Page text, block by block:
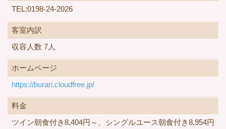
TEL:0198-24-2026
客室内訳
収容人数 7人
ホームページ
https://burari.cloudfree.jp/
料金
ツイン朝食付き8,404円～、シングルユース朝食付き8,954円